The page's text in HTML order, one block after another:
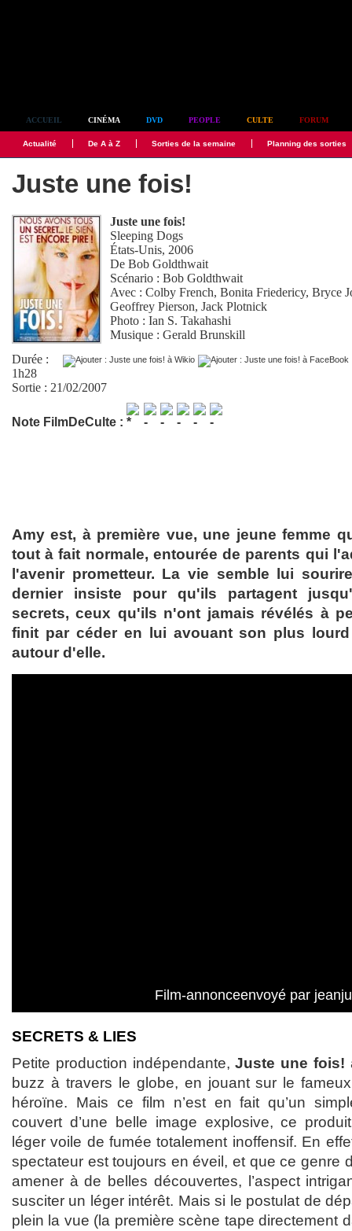
ACCUEIL CINÉMA DVD PEOPLE CULTE FORUM
Actualité De A à Z Sorties de la semaine Planning des sorties
Juste une fois!
Juste une fois!
Sleeping Dogs
États-Unis, 2006
DeBob Goldthwait
Scénario :Bob Goldthwait
Avec :Colby French,Bonita Friedericy,Bryce
Geoffrey Pierson,Jack Plotnick
Photo :Ian S. Takahashi
Musique :Gerald Brunskill
Durée :
1h28
Sortie : 21/02/2007
Note FilmDeCulte :
Amy est, à première vue, une jeune femme
tout à fait normale, entourée de parents qui
l'avenir prometteur. La vie semble lui
dernier insiste pour qu'ils partagent
secrets, ceux qu'ils n'ont jamais révélés à
finit par céder en lui avouant son plus
autour d'elle.
Film-annonceenvoyé par
SECRETS & LIES
Petite production indépendante,Juste une fois!
buzz à travers le globe, en jouant sur le
héroïne. Mais ce film n’est en fait qu’un
couvert d’une belle image explosive, ce
léger voile de fumée totalement inoffensif. En
spectateur est toujours en éveil, et que ce genre
amener à de belles découvertes, l’aspect
susciter un léger intérêt. Mais si le postulat de
plein la vue (la première scène tape directement